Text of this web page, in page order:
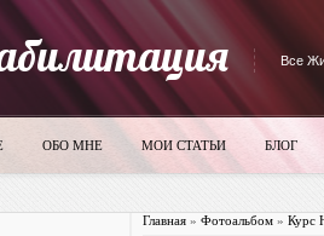
Все
ОБО МНЕ МОИ СТАТЬИ БЛОГ
Главная» Фотоальбом» Курс